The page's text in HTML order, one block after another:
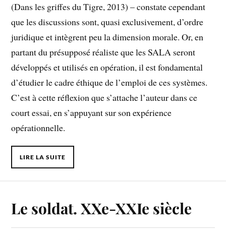
(Dans les griffes du Tigre, 2013) – constate cependant
que les discussions sont, quasi exclusivement, d’ordre
juridique et intègrent peu la dimension morale. Or, en
partant du présupposé réaliste que les SALA seront
développés et utilisés en opération, il est fondamental
d’étudier le cadre éthique de l’emploi de ces systèmes.
C’est à cette réflexion que s’attache l’auteur dans ce
court essai, en s’appuyant sur son expérience
opérationnelle.
LIRE LA SUITE
Le soldat. XXe-XXIe siècle